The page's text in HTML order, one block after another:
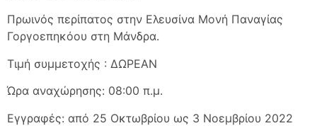
Πρωινός περίπατος στην Ελευσίνα Μονή Παναγίας
Γοργοεπηκόου στη Μάνδρα.
Τιμή συμμετοχής : ΔΩΡΕΑΝ
Ώρα αναχώρησης: 08:00 π.μ.
Εγγραφές: από 25 Οκτωβρίου ως 3 Νοεμβρίου 2022